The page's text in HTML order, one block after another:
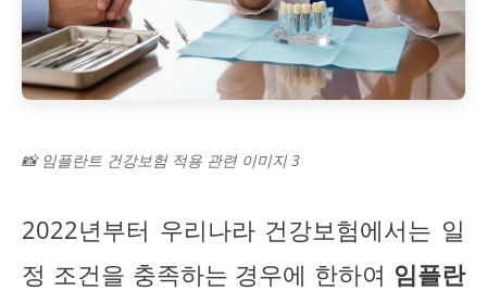
📸 임플란트 건강보험 적용 관련 이미지 3
2022년부터 우리나라 건강보험에서는 일
정 조건을 충족하는 경우에 한하여 임플란